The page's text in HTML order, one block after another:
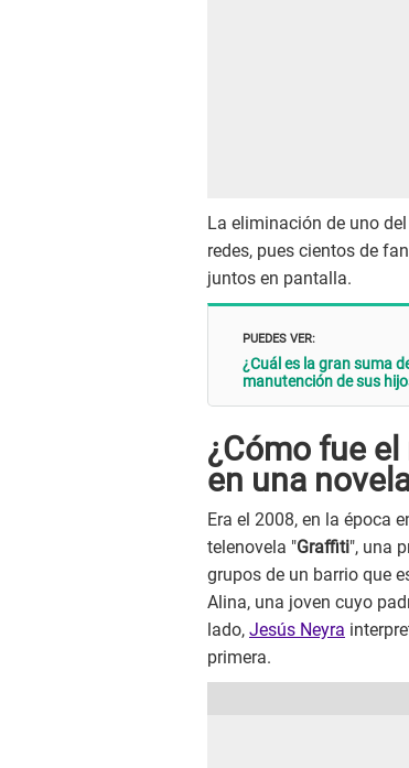
La eliminación de uno
redes, pues cientos de
juntos en pantalla.
PUEDES VER:
¿Cuál es la gran suma
manutención de sus
¿Cómo fue
en una
Era el 2008, en la época
telenovela "Graffiti", una
grupos de un barrio que
Alina, una joven cuyo
lado, Jesús Neyra
primera.